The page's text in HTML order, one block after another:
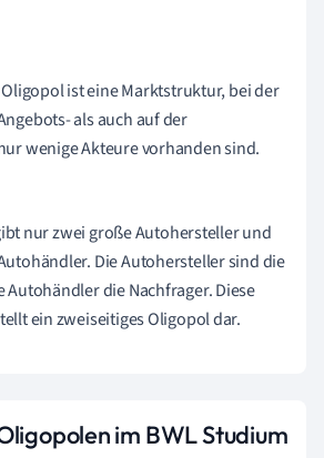
ist eine Marktstruktur, bei der
als auch auf der
wenige Akteure vorhanden sind.
nur zwei große Autohersteller und
Die Autohersteller sind die
Autohändler die Nachfrager. Diese
ein zweiseitiges Oligopol dar.
im BWL Studium